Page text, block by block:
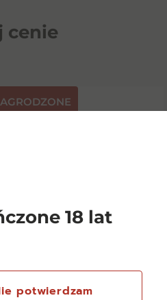
18 lat
potwierdzam
cenie